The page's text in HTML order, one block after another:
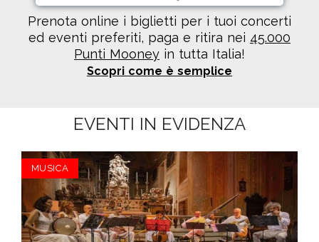
Prenota online i biglietti per i tuoi concerti
ed eventi preferiti, paga e ritira nei 45.000
Punti Mooney in tutta Italia!
Scopri come è semplice
EVENTI IN EVIDENZA
MUSICA